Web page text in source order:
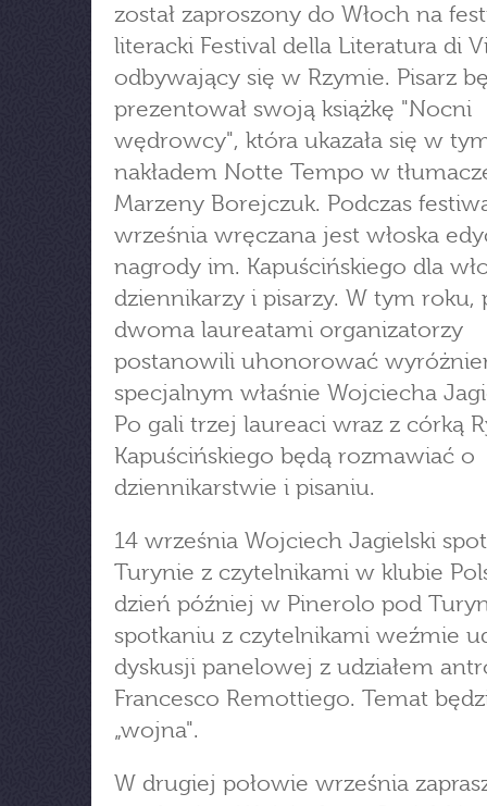
został zaproszony do Włoch na
literacki Festival della Literatura di
odbywający się w Rzymie. Pisarz
prezentował swoją książkę "Nocni
wędrowcy", która ukazała się w
nakładem Notte Tempo w
Marzeny Borejczuk. Podczas
września wręczana jest włoska
nagrody im. Kapuścińskiego dla
dziennikarzy i pisarzy. W tym roku,
dwoma laureatami organizatorzy
postanowili uhonorować
specjalnym właśnie Wojciecha
Po gali trzej laureaci wraz z córką
Kapuścińskiego będą rozmawiać o
dziennikarstwie i pisaniu.
14 września Wojciech Jagielski
Turynie z czytelnikami w klubie
dzień później w Pinerolo pod
spotkaniu z czytelnikami weźmie
dyskusji panelowej z udziałem
Francesco Remottiego. Temat
„wojna".
W drugiej połowie września